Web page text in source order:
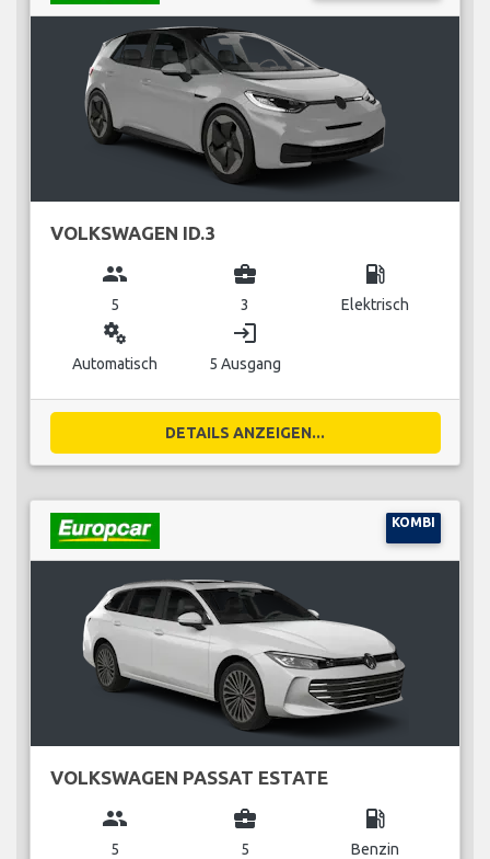
VOLKSWAGEN ID.3
group
5
business_center
3
local_gas_station
Elektrisch
miscellaneous_services
Automatisch
login
5 Ausgang
DETAILS ANZEIGEN...
KOMBI
VOLKSWAGEN PASSAT ESTATE
group
5
business_center
5
local_gas_station
Benzin